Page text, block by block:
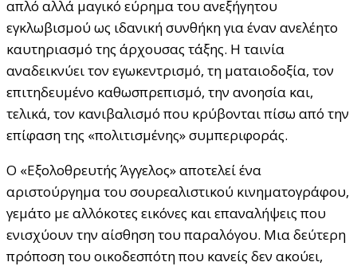
απλό αλλά μαγικό εύρημα του ανεξήγητου
εγκλωβισμού ως ιδανική συνθήκη για έναν ανελέητο
καυτηριασμό της άρχουσας τάξης. Η ταινία
αναδεικνύει τον εγωκεντρισμό, τη ματαιοδοξία, τον
επιτηδευμένο καθωσπρεπισμό, την ανοησία και,
τελικά, τον κανιβαλισμό που κρύβονται πίσω από την
επίφαση της «πολιτισμένης» συμπεριφοράς.
Ο «Εξολοθρευτής Άγγελος» αποτελεί ένα
αριστούργημα του σουρεαλιστικού κινηματογράφου,
γεμάτο με αλλόκοτες εικόνες και επαναλήψεις που
ενισχύουν την αίσθηση του παραλόγου. Μια δεύτερη
πρόποση του οικοδεσπότη που κανείς δεν ακούει,